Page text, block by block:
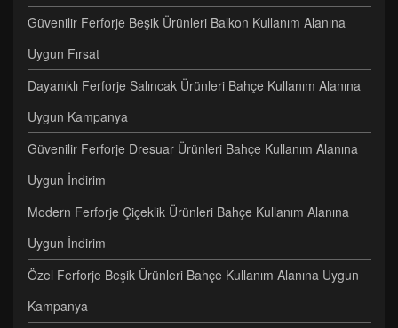
Güvenilir Ferforje Beşik Ürünleri Balkon Kullanım Alanına
Uygun Fırsat
Dayanıklı Ferforje Salıncak Ürünleri Bahçe Kullanım Alanına
Uygun Kampanya
Güvenilir Ferforje Dresuar Ürünleri Bahçe Kullanım Alanına
Uygun İndirim
Modern Ferforje Çiçeklik Ürünleri Bahçe Kullanım Alanına
Uygun İndirim
Özel Ferforje Beşik Ürünleri Bahçe Kullanım Alanına Uygun
Kampanya